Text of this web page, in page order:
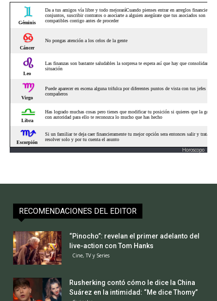
Horoscopo
RECOMENDACIONES DEL EDITOR
“Pinocho”: revelan el primer adelanto del
live-action con Tom Hanks
Cine, TV y Series
Rusherking contó cómo le dice la China
Suárez en la intimidad: “Me dice Thomy”